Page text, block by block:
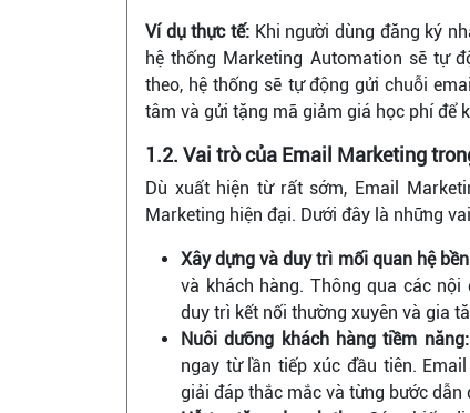
Ví dụ thực tế:Khi người dùng đăng ký
hệ thống Marketing Automation sẽ tự
theo, hệ thống sẽ tự động gửi chuỗi
tâm và gửi tặng mã giảm giá học phí để
1.2. Vai trò của Email Marketing
Dù xuất hiện từ rất sớm, Email
Marketing hiện đại. Dưới đây là những
Xây dựng và duy trì mối quan hệ
và khách hàng. Thông qua các
duy trì kết nối thường xuyên và gia
Nuôi dưỡng khách hàng tiềm năng:
ngay từ lần tiếp xúc đầu tiên.
giải đáp thắc mắc và từng bước